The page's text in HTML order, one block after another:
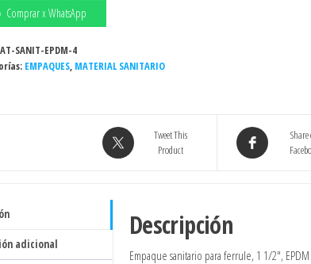
Comprar x WhatsApp
SANIT-EPDM-4
EMPAQUES, MATERIAL SANITARIO
Tweet This
Product
Share
adicional
Descripción
Empaque sanitario para ferrule, 1 1/2″,